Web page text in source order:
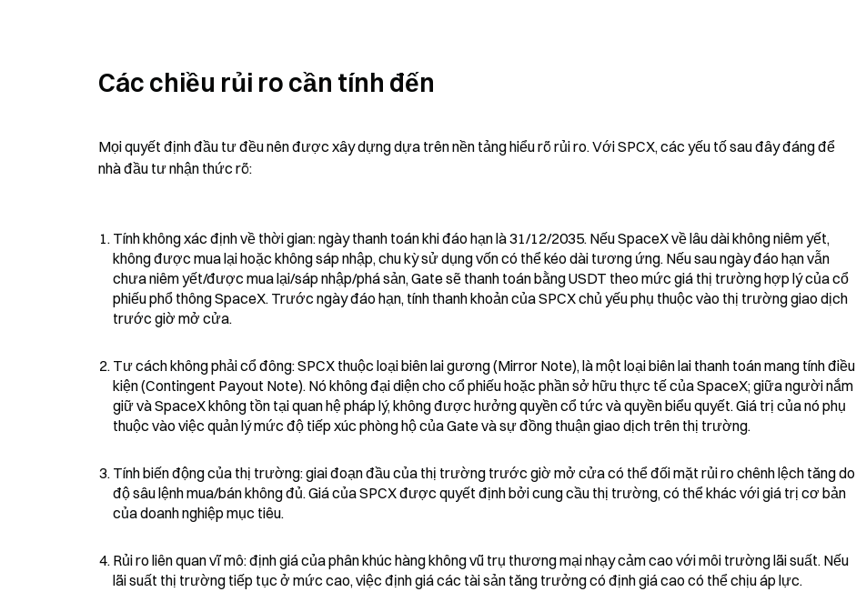
Các chiều rủi ro cần tính đến
Mọi quyết định đầu tư đều nên được xây dựng dựa trên nền tảng hiểu rõ rủi ro. Với SPCX, các yếu tố sau đây đáng để
nhà đầu tư nhận thức rõ:
Tính không xác định về thời gian: ngày thanh toán khi đáo hạn là 31/12/2035. Nếu SpaceX về lâu dài không niêm yết,
không được mua lại hoặc không sáp nhập, chu kỳ sử dụng vốn có thể kéo dài tương ứng. Nếu sau ngày đáo hạn vẫn
chưa niêm yết/được mua lại/sáp nhập/phá sản, Gate sẽ thanh toán bằng USDT theo mức giá thị trường hợp lý của cổ
phiếu phổ thông SpaceX. Trước ngày đáo hạn, tính thanh khoản của SPCX chủ yếu phụ thuộc vào thị trường giao dịch
trước giờ mở cửa.
Tư cách không phải cổ đông: SPCX thuộc loại biên lai gương (Mirror Note), là một loại biên lai thanh toán mang tính điều
kiện (Contingent Payout Note). Nó không đại diện cho cổ phiếu hoặc phần sở hữu thực tế của SpaceX; giữa người nắm
giữ và SpaceX không tồn tại quan hệ pháp lý, không được hưởng quyền cổ tức và quyền biểu quyết. Giá trị của nó phụ
thuộc vào việc quản lý mức độ tiếp xúc phòng hộ của Gate và sự đồng thuận giao dịch trên thị trường.
Tính biến động của thị trường: giai đoạn đầu của thị trường trước giờ mở cửa có thể đối mặt rủi ro chênh lệch tăng do
độ sâu lệnh mua/bán không đủ. Giá của SPCX được quyết định bởi cung cầu thị trường, có thể khác với giá trị cơ bản
của doanh nghiệp mục tiêu.
Rủi ro liên quan vĩ mô: định giá của phân khúc hàng không vũ trụ thương mại nhạy cảm cao với môi trường lãi suất. Nếu
lãi suất thị trường tiếp tục ở mức cao, việc định giá các tài sản tăng trưởng có định giá cao có thể chịu áp lực.